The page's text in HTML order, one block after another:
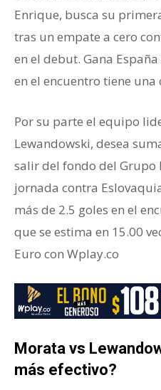
Enrique, busca su
tras un empate a cero
en el debut. Gana
en el encuentro tiene
Por su parte el equipo
Lewandowski, desea
salir del fondo del Grupo
jornada contra
más de 2.5 goles en el
que se estima en 15.00
Euro con Wplay.co
Morata vs
más efectivo?